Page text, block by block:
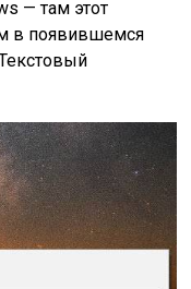
— там этот
в появившемся